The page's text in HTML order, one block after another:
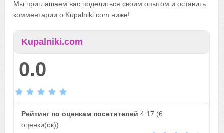
Мы приглашаем вас поделиться своим опытом и оставить
комментарии о Kupalniki.com ниже!
Kupalniki.com
0.0
Рейтинг по оценкам посетителей 4.17 (6
оценки(ок))